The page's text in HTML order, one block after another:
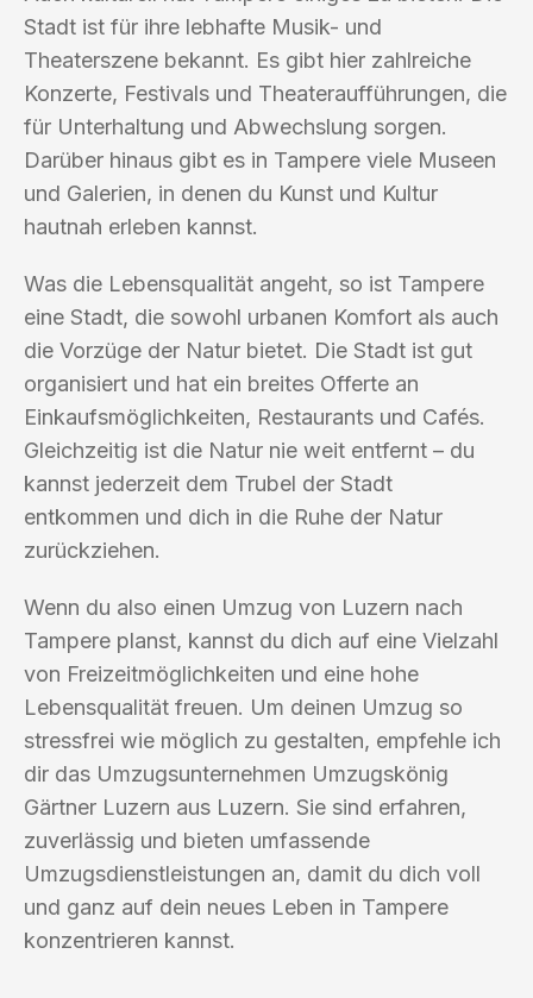
Stadt ist für ihre lebhafte Musik- und
Theaterszene bekannt. Es gibt hier zahlreiche
Konzerte, Festivals und Theateraufführungen, die
für Unterhaltung und Abwechslung sorgen.
Darüber hinaus gibt es in Tampere viele Museen
und Galerien, in denen du Kunst und Kultur
hautnah erleben kannst.
Was die Lebensqualität angeht, so ist Tampere
eine Stadt, die sowohl urbanen Komfort als auch
die Vorzüge der Natur bietet. Die Stadt ist gut
organisiert und hat ein breites Offerte an
Einkaufsmöglichkeiten, Restaurants und Cafés.
Gleichzeitig ist die Natur nie weit entfernt – du
kannst jederzeit dem Trubel der Stadt
entkommen und dich in die Ruhe der Natur
zurückziehen.
Wenn du also einen Umzug von Luzern nach
Tampere planst, kannst du dich auf eine Vielzahl
von Freizeitmöglichkeiten und eine hohe
Lebensqualität freuen. Um deinen Umzug so
stressfrei wie möglich zu gestalten, empfehle ich
dir das Umzugsunternehmen Umzugskönig
Gärtner Luzern aus Luzern. Sie sind erfahren,
zuverlässig und bieten umfassende
Umzugsdienstleistungen an, damit du dich voll
und ganz auf dein neues Leben in Tampere
konzentrieren kannst.